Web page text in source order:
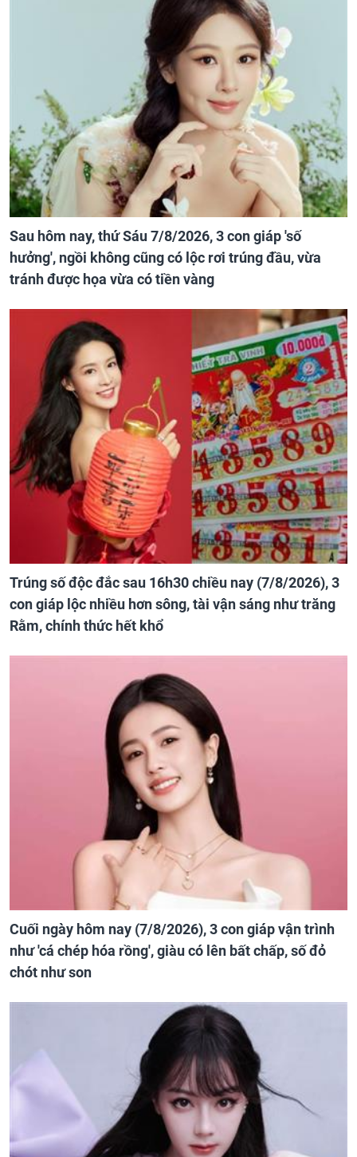
Sau hôm nay, thứ Sáu 7/8/2026, 3 con giáp 'số
hưởng', ngồi không cũng có lộc rơi trúng đầu, vừa
tránh được họa vừa có tiền vàng
Trúng số độc đắc sau 16h30 chiều nay (7/8/2026), 3
con giáp lộc nhiều hơn sông, tài vận sáng như trăng
Rằm, chính thức hết khổ
Cuối ngày hôm nay (7/8/2026), 3 con giáp vận trình
như 'cá chép hóa rồng', giàu có lên bất chấp, số đỏ
chót như son